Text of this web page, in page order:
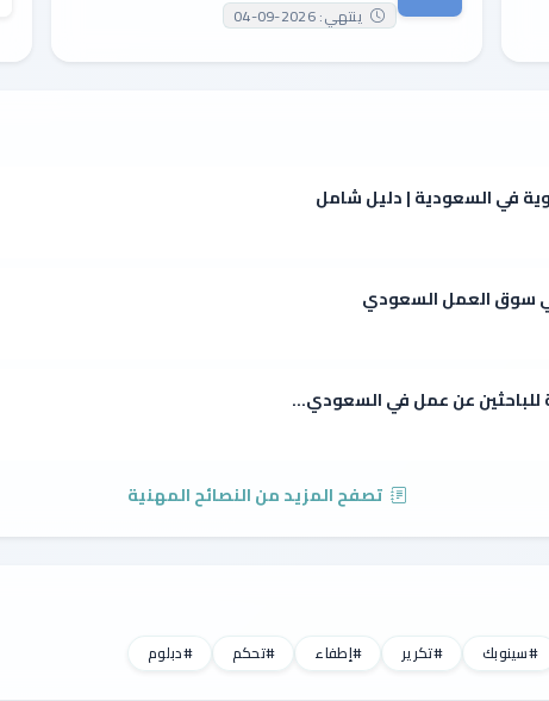
ينتهي: 2026-09-04
في السعودية | دليل شامل
في سوق العمل السعودي
للباحثين عن عمل في السعودي...
تصفح المزيد من النصائح المهنية
#سينوبك #تكرير #إطفاء #تحكم #دبلوم